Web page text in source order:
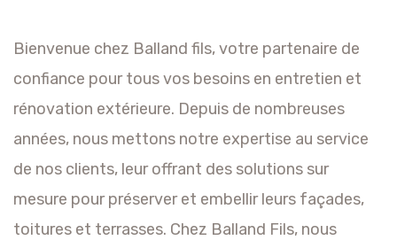
Bienvenue chez Balland fils, votre partenaire de
confiance pour tous vos besoins en entretien et
rénovation extérieure. Depuis de nombreuses
années, nous mettons notre expertise au service
de nos clients, leur offrant des solutions sur
mesure pour préserver et embellir leurs façades,
toitures et terrasses. Chez Balland Fils, nous